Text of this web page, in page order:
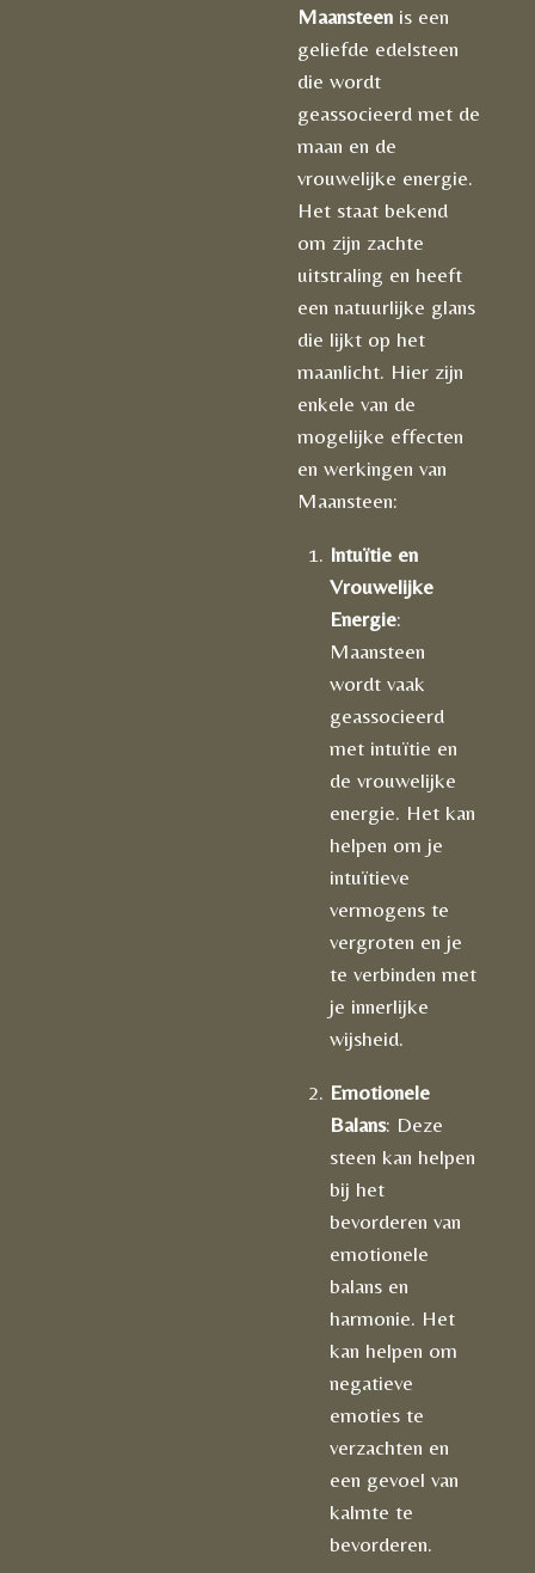
Maansteen is een
geliefde edelsteen
die wordt
geassocieerd met de
maan en de
vrouwelijke energie.
Het staat bekend
om zijn zachte
uitstraling en heeft
een natuurlijke glans
die lijkt op het
maanlicht. Hier zijn
enkele van de
mogelijke effecten
en werkingen van
Maansteen:
Intuïtie en
Vrouwelijke
Energie:
Maansteen
wordt vaak
geassocieerd
met intuïtie en
de vrouwelijke
energie. Het kan
helpen om je
intuïtieve
vermogens te
vergroten en je
te verbinden met
je innerlijke
wijsheid.
Emotionele
Balans: Deze
steen kan helpen
bij het
bevorderen van
emotionele
balans en
harmonie. Het
kan helpen om
negatieve
emoties te
verzachten en
een gevoel van
kalmte te
bevorderen.